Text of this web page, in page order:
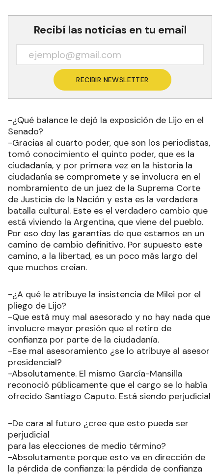
Recibí las noticias en tu email
RECIBIR NEWSLETTER
-¿Qué balance le dejó la exposición de Lijo en el
Senado?
-Gracias al cuarto poder, que son los periodistas,
tomó conocimiento el quinto poder, que es la
ciudadanía, y por primera vez en la historia la
ciudadanía se compromete y se involucra en el
nombramiento de un juez de la Suprema Corte
de Justicia de la Nación y esta es la verdadera
batalla cultural. Este es el verdadero cambio que
está viviendo la Argentina, que viene del pueblo.
Por eso doy las garantías de que estamos en un
camino de cambio definitivo. Por supuesto este
camino, a la libertad, es un poco más largo del
que muchos creían.
-¿A qué le atribuye la insistencia de Milei por el
pliego de Lijo?
-Que está muy mal asesorado y no hay nada que
involucre mayor presión que el retiro de
confianza por parte de la ciudadanía.
-Ese mal asesoramiento ¿se lo atribuye al asesor
presidencial?
-Absolutamente. El mismo García-Mansilla
reconoció públicamente que el cargo se lo había
ofrecido Santiago Caputo. Está siendo perjudicial
-De cara al futuro ¿cree que esto pueda ser
perjudicial
para las elecciones de medio término?
-Absolutamente porque esto va en dirección de
la pérdida de confianza: la pérdida de confianza